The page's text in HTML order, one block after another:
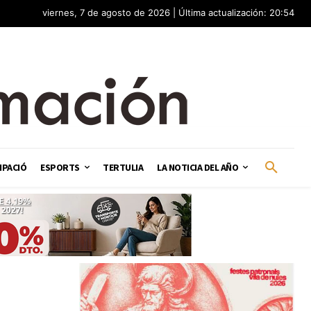
viernes, 7 de agosto de 2026 | Última actualización: 20:54
ESPORTS TERTULIA LA NOTICIA DEL AÑO